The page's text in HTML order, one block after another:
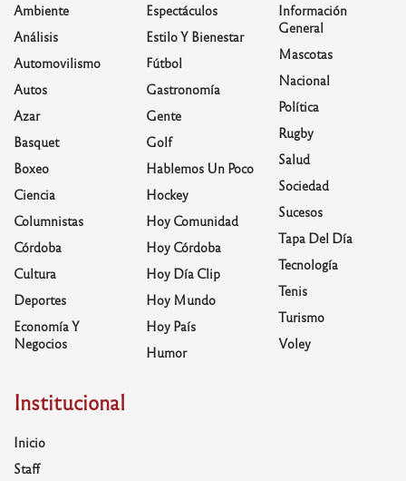
Ambiente
Análisis
Automovilismo
Autos
Azar
Basquet
Boxeo
Ciencia
Columnistas
Córdoba
Cultura
Deportes
Economía Y
Negocios
Espectáculos
Estilo Y Bienestar
Fútbol
Gastronomía
Gente
Golf
Hablemos Un Poco
Hockey
Hoy Comunidad
Hoy Córdoba
Hoy Día Clip
Hoy Mundo
Hoy País
Humor
Información
General
Mascotas
Nacional
Política
Rugby
Salud
Sociedad
Sucesos
Tapa Del Día
Tecnología
Tenis
Turismo
Voley
Institucional
Inicio
Staff